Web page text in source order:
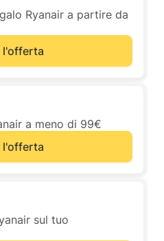
Ryanair a partire da
l'offerta
a meno di 99€
l'offerta
sul tuo